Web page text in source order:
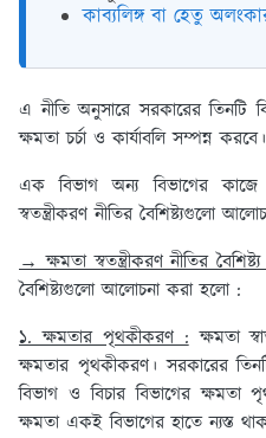
কাব্যলিঙ্গ বা হেতু
এ নীতি অনুসারে সরকারের তিনটি
ক্ষমতা চর্চা ও কার্যাবলি সম্পন্ন করবে।
এক বিভাগ অন্য বিভাগের কাজে
স্বতন্ত্রীকরণ নীতির বৈশিষ্ট্যগুলো
→ ক্ষমতা স্বতন্ত্রীকরণ নীতির
বৈশিষ্ট্যগুলো আলোচনা করা হলো :
১. ক্ষমতার পৃথকীকরণ :ক্ষমতা
ক্ষমতার পৃথকীকরণ। সরকারের
বিভাগ ও বিচার বিভাগের
ক্ষমতা একই বিভাগের হাতে ন্যস্ত